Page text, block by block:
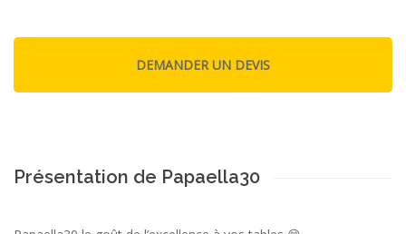
Présentation de Papaella30